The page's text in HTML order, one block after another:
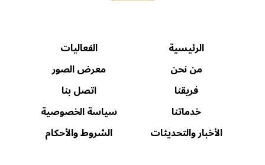
الرئيسية
من نحن
فريقنا
خدماتنا
الأخبار والتحديثات
الفعاليات
معرض الصور
اتصل بنا
سياسة الخصوصية
الشروط والأحكام